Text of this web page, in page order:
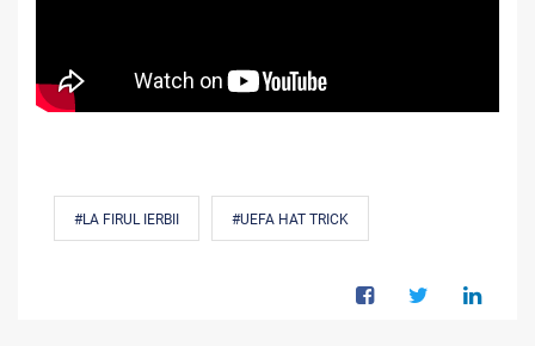
#LA FIRUL IERBII #UEFA HAT TRICK